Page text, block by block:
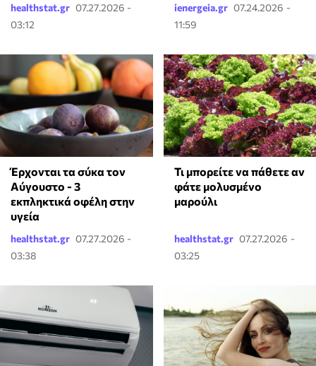
healthstat.gr 07.27.2026 -
03:12
ienergeia.gr 07.24.2026 -
11:59
Έρχονται τα σύκα τον
Αύγουστο - 3
εκπληκτικά οφέλη στην
υγεία
healthstat.gr 07.27.2026 -
03:38
Τι μπορείτε να πάθετε αν
φάτε μολυσμένο
μαρούλι
healthstat.gr 07.27.2026 -
03:25